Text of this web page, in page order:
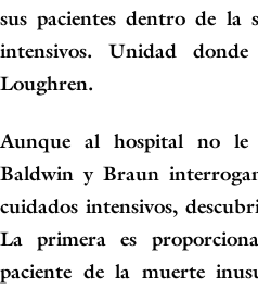
sus pacientes dentro de la
intensivos. Unidad
Loughren.
Aunque al hospital no le
Baldwin y Braun
cuidados intensivos,
La primera es
paciente de la muerte